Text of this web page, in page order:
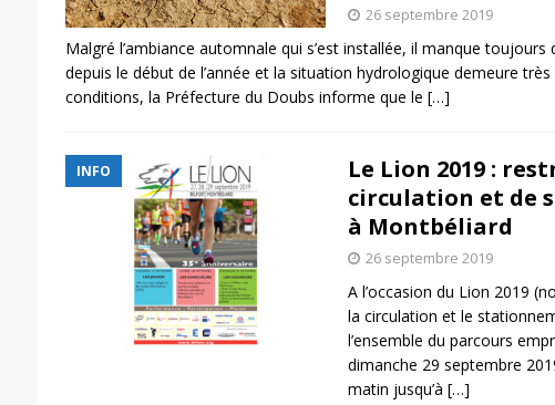
26 septembre 2019
Malgré l’ambiance automnale qui s’est installée, il manque toujours
depuis le début de l’année et la situation hydrologique demeure
conditions, la Préfecture du Doubs informe que le […]
INFO
Le Lion 2019 :
circulation et de
à Montbéliard
26 septembre 2019
A l’occasion du Lion 2019
la circulation et le
l’ensemble du parcours
dimanche 29 septembre
matin jusqu’à […]